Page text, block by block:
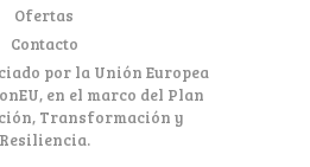
Ofertas
Contacto
por la Unión Europea
en el marco del Plan
Transformación y
Resiliencia.